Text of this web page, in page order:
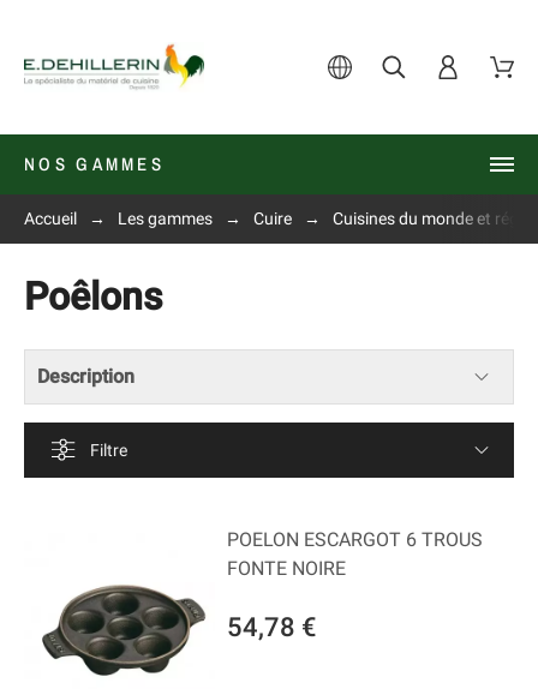
NOS GAMMES
Accueil Les gammes Cuire Cuisines du monde et
Poêlons
Description
Filtre
54,78 €
POELON ESCARGOT 6 TROUS
FONTE NOIRE